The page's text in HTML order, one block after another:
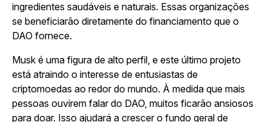
ingredientes saudáveis e naturais. Essas organizações
se beneficiarão diretamente do financiamento que o
DAO fornece.
Musk é uma figura de alto perfil, e este último projeto
está atraindo o interesse de entusiastas de
criptomoedas ao redor do mundo. À medida que mais
pessoas ouvirem falar do DAO, muitos ficarão ansiosos
para doar. Isso ajudará a crescer o fundo geral de